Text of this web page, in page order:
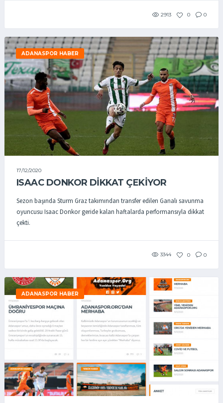
2913 0 0
ADANASPOR HABER
17/12/2020
ISAAC DONKOR DIKKAT ÇEKIYOR
Sezon başında Sturm Graz takımından transfer edilen Ganalı savunma
oyuncusu Isaac Donkor geride kalan haftalarda performansıyla dikkat
çekti.
3344 0 0
ADANASPOR HABER